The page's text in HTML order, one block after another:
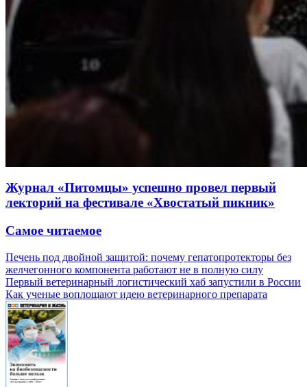
Журнал «Питомцы» успешно провел первый
лекторий на фестивале «Хвостатый пикник»
Самое читаемое
Печень под двойной защитой: почему гепатопротекторы без
желчегонного компонента работают не в полную силу
Первый ветеринарный логистический хаб запустили в России
Как ученые воплощают идею ветеринарного препарата